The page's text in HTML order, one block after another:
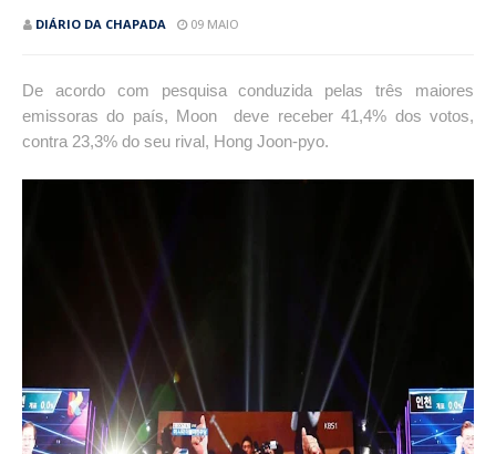
DIÁRIO DA CHAPADA 09 MAIO
De acordo com pesquisa conduzida pelas três maiores
emissoras do país, Moon deve receber 41,4% dos votos,
contra 23,3% do seu rival, Hong Joon-pyo.